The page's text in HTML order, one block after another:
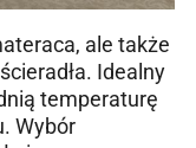
ale także
Idealny
temperaturę
Wybór